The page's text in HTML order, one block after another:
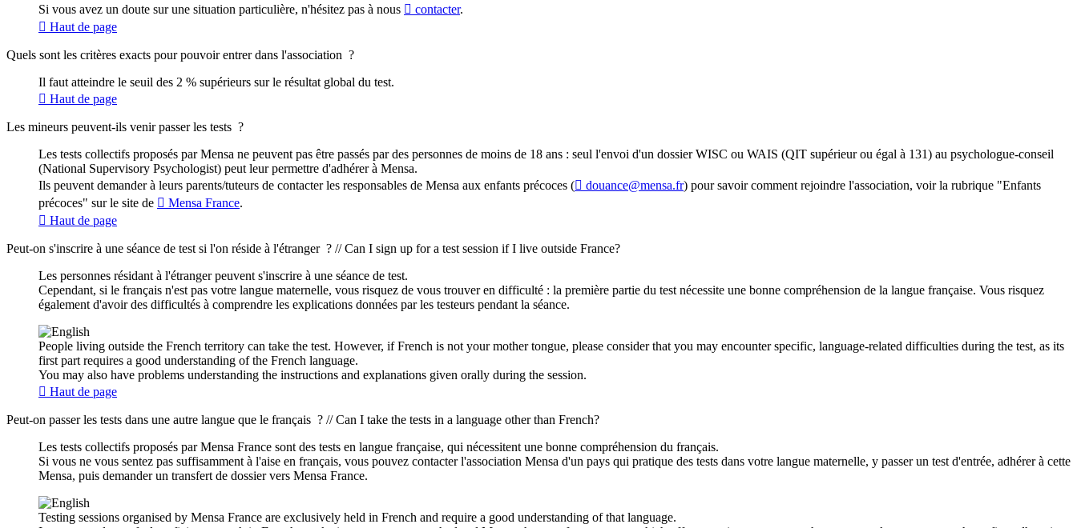
Si vous avez un doute sur une situation particulière, n'hésitez pas à nous
contacter.
Haut de page
Quels sont les critères exacts pour pouvoir entrer dans l'association ?
Il faut atteindre le seuil des 2 % supérieurs sur le résultat global du test.
Haut de page
Les mineurs peuvent-ils venir passer les tests ?
Les tests collectifs proposés par Mensa ne peuvent pas être passés par des personnes de moins de 18 ans : seul l'envoi d'un dossier WISC ou WAIS (QIT supérieur ou égal à 131) au psychologue-conseil
(National Supervisory Psychologist) peut leur permettre d'adhérer à Mensa.
Ils peuvent demander à leurs parents/tuteurs de contacter les responsables de Mensa aux enfants précoces (
douance@mensa.fr) pour savoir comment rejoindre l'association, voir la rubrique "Enfants
précoces" sur le site de
Mensa France.
Haut de page
Peut-on s'inscrire à une séance de test si l'on réside à l'étranger ? // Can I sign up for a test session if I live outside France?
Les personnes résidant à l'étranger peuvent s'inscrire à une séance de test.
Cependant, si le français n'est pas votre langue maternelle, vous risquez de vous trouver en difficulté : la première partie du test nécessite une bonne compréhension de la langue française. Vous risquez
également d'avoir des difficultés à comprendre les explications données par les testeurs pendant la séance.
People living outside the French territory can take the test. However, if French is not your mother tongue, please consider that you may encounter specific, language-related difficulties during the test, as its
first part requires a good understanding of the French language.
You may also have problems understanding the instructions and explanations given orally during the session.
Haut de page
Peut-on passer les tests dans une autre langue que le français ? // Can I take the tests in a language other than French?
Les tests collectifs proposés par Mensa France sont des tests en langue française, qui nécessitent une bonne compréhension du français.
Si vous ne vous sentez pas suffisamment à l'aise en français, vous pouvez contacter l'association Mensa d'un pays qui pratique des tests dans votre langue maternelle, y passer un test d'entrée, adhérer à cette
Mensa, puis demander un transfert de dossier vers Mensa France.
Testing sessions organised by Mensa France are exclusively held in French and require a good understanding of that language.